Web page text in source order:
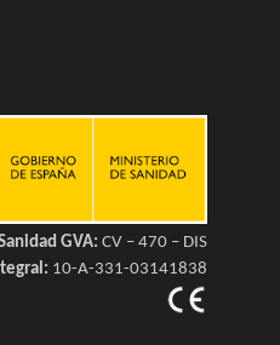
GVA: CV – 470 – DIS
10-A-331-03141838